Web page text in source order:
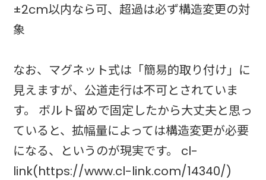
±2cm以内なら可、超過は必ず構造変更の対
象
なお、マグネット式は「簡易的取り付け」に
見えますが、公道走行は不可とされていま
す。 ボルト留めで固定したから大丈夫と思っ
ていると、拡幅量によっては構造変更が必要
になる、というのが現実です。 cl-
link(https://www.cl-link.com/14340/)